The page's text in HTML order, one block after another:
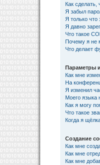
Как сделать,
Я забыл
Я только что
Я давно
Что такое
Почему я не
Что делает
Параметры
Как мне
На
Я изменил
Моего языка
Как я могу
Что такое
Когда я
Создание
Как мне
Как мне
Как мне